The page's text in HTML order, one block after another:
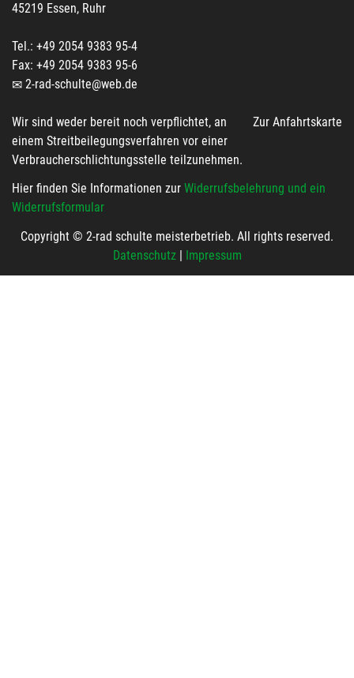
45219 Essen, Ruhr
Tel.: +49 2054 9383 95-4
Fax: +49 2054 9383 95-6
2-rad-schulte@web.de
Zur Anfahrtskarte
Wir sind weder bereit noch verpflichtet, an
einem Streitbeilegungsverfahren vor einer
Verbraucherschlichtungsstelle teilzunehmen.
Hier finden Sie Informationen zur Widerrufsbelehrung und ein
Widerrufsformular
Copyright © 2-rad schulte meisterbetrieb. All rights reserved.
Datenschutz| Impressum